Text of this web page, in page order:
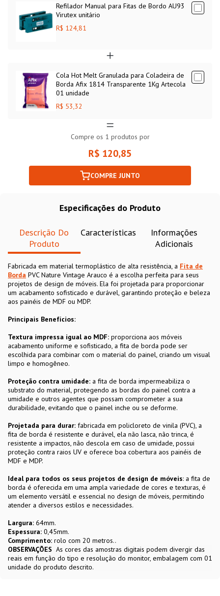
Refilador Manual para Fitas de Bordo AU93
Virutex unitário
R$ 124,81
Cola Hot Melt Granulada para Coladeira de
Borda Afix 1814 Transparente 1Kg Artecola
01 unidade
R$ 53,32
Compre os 1 produtos por
R$ 120,85
COMPRE JUNTO
Especificações do Produto
Descrição Do
Produto
Características
Informações
Adicionais
Fabricada em material termoplástico de alta resistência, a Fita de
Borda PVC Nature Vintage Arauco é a escolha perfeita para seus
projetos de design de móveis. Ela foi projetada para proporcionar
um acabamento sofisticado e durável, garantindo proteção e beleza
aos painéis de MDF ou MDP.
Principais Benefícios:
Textura impressa igual ao MDF: proporciona aos móveis
acabamento uniforme e sofisticado, a fita de borda pode ser
escolhida para combinar com o material do painel, criando um visual
limpo e homogêneo.
Proteção contra umidade: a fita de borda impermeabiliza o
substrato do material, protegendo as bordas do painel contra a
umidade e outros agentes que possam comprometer a sua
durabilidade, evitando que o painel inche ou se deforme.
Projetada para durar: fabricada em policloreto de vinila (PVC), a
fita de borda é resistente e durável, ela não lasca, não trinca, é
resistente a impactos, não descola em caso de umidade, possui
proteção contra raios UV e oferece boa cobertura aos painéis de
MDF e MDP.
Ideal para todos os seus projetos de design de móveis: a fita de
borda é oferecida em uma ampla variedade de cores e texturas, é
um elemento versátil e essencial no design de móveis, permitindo
atender a diversos estilos e necessidades.
Largura: 64mm.
Espessura: 0,45mm.
Comprimento: rolo com 20 metros..
OBSERVAÇÕES As cores das amostras digitais podem divergir das
reais em função do tipo e resolução do monitor, embalagem com 01
unidade do produto descrito.